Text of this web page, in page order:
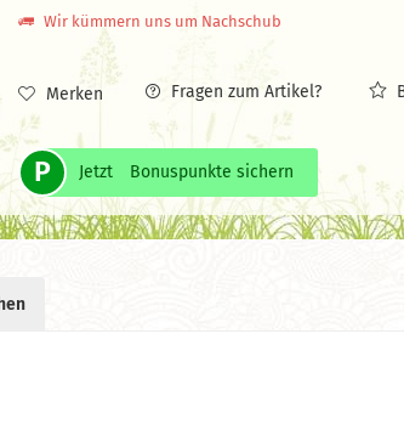
Wir kümmern uns um Nachschub
Merken Fragen zum Artikel?
P Jetzt Bonuspunkte sichern